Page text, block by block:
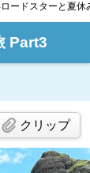
ードスターと夏
Part3
クリップ